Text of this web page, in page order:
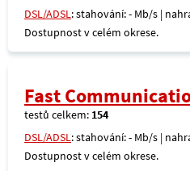
DSL/ADSL: stahování: - Mb/s |
Dostupnost v celém okrese.
Fast
testů celkem: 154
DSL/ADSL: stahování: - Mb/s |
Dostupnost v celém okrese.